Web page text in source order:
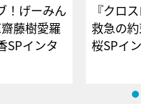
！げーみん
藤樹愛羅
SPインタ
『クロ
救急の
桜SP